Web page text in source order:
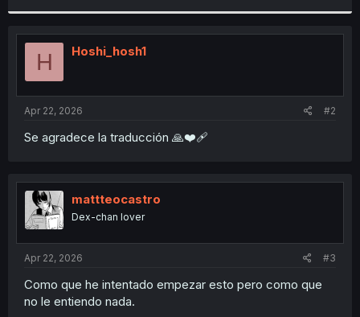
H Hoshi_hosh1
Apr 22, 2026 #2
Se agradece la traducción 🙏❤️‍🩹
mattteocastro
Dex-chan lover
Apr 22, 2026 #3
Como que he intentado empezar esto pero como que
no le entiendo nada.